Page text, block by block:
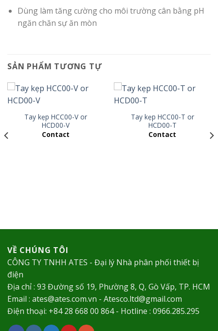
Dùng làm tăng cường cho môi trường cân bằng pH
ngăn chăn sự ăn mòn
SẢN PHẨM TƯƠNG TỰ
Tay kẹp HCC00-V or
HCD00-V
Contact
Tay kẹp HCC00-T or
HCD00-T
Contact
VỀ CHÚNG TÔI
CÔNG TY TNHH ATES - Đại lý Nhà phân phối thiết bị
điện
Địa chỉ : 93 Đường số 19, Phường 8, Q, Gò Vấp, TP. HCM
Email : ates@ates.com.vn - Atesco.ltd@gmail.com
Điện thoại: +84 28 668 00 864 - Hotline : 0966.285.295